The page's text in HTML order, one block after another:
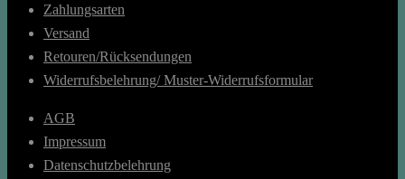
Zahlungsarten
Versand
Retouren/Rücksendungen
Widerrufsbelehrung/ Muster-Widerrufsformular
AGB
Impressum
Datenschutzbelehrung